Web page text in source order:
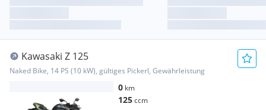
Kawasaki Z 125
Naked Bike, 14 PS (10 kW), gültiges Pickerl, Gewährleistung
0 km
125ccm